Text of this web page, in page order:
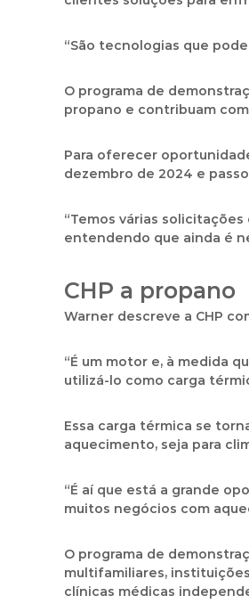
“São tecnologias que
O programa de
propano e contribuam
Para oferecer
dezembro de 2024 e
“Temos várias
entendendo que ainda é
CHP a propano
Warner descreve a CHP
“É um motor e, à medida
utilizá-lo como carga
Essa carga térmica se
aquecimento, seja para
“É aí que está a grande
muitos negócios com
O programa de
multifamiliares,
clínicas médicas